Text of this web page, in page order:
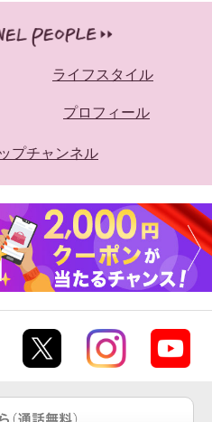
ライフスタイル
プロフィール
プチャンネル